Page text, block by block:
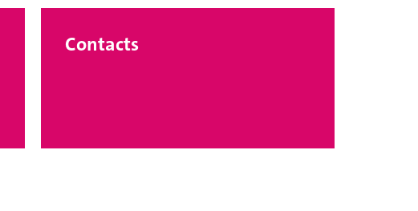
Contacts